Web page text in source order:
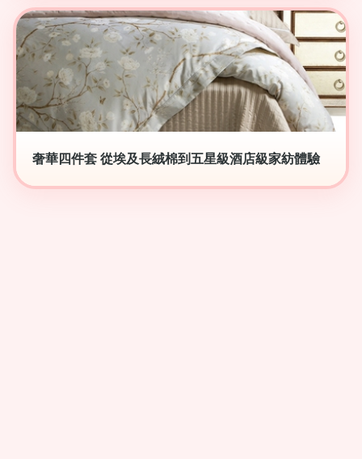
奢華四件套 從埃及長絨棉到五星級酒店級家紡體驗